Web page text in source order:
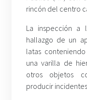
rincón del centro
La inspección a
hallazgo de un
latas
una varilla de
otros objetos
producir